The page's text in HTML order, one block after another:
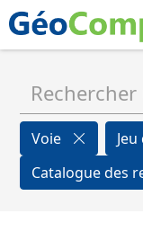
Voie
Catalogue des